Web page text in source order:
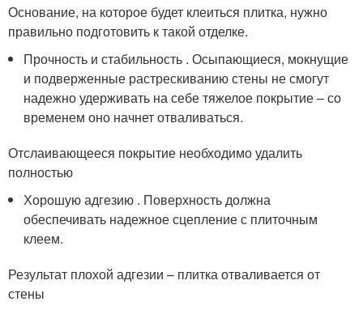
Основание, на которое будет клеиться плитка, нужно
правильно подготовить к такой отделке.
Прочность и стабильность . Осыпающиеся, мокнущие
и подверженные растрескиванию стены не смогут
надежно удерживать на себе тяжелое покрытие – со
временем оно начнет отваливаться.
Отслаивающееся покрытие необходимо удалить
полностью
Хорошую адгезию . Поверхность должна
обеспечивать надежное сцепление с плиточным
клеем.
Результат плохой адгезии – плитка отваливается от
стены